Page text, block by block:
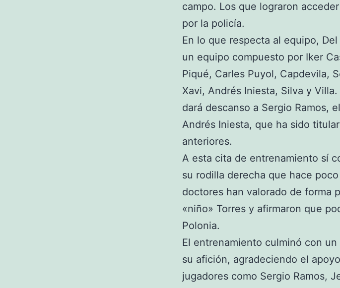
campo. Los que lograron
por la policía.
En lo que respecta al equipo,
un equipo compuesto por Iker
Piqué, Carles Puyol, Capdevila,
Xavi, Andrés Iniesta, Silva y
dará descanso a Sergio Ramos,
Andrés Iniesta, que ha sido
anteriores.
A esta cita de entrenamiento sí
su rodilla derecha que hace
doctores han valorado de forma
«niño» Torres y afirmaron que
Polonia.
El entrenamiento culminó con
su afición, agradeciendo el
jugadores como Sergio Ramos,